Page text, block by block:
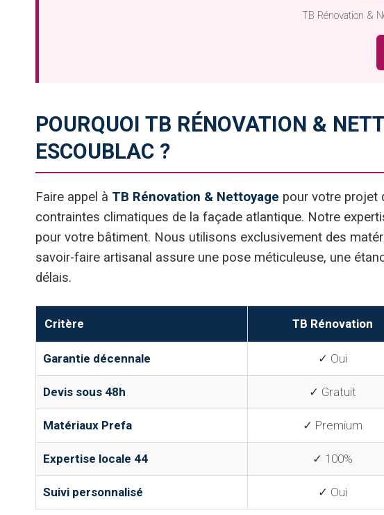
TB Rénovation &
POURQUOI TB RÉNOVATION &
ESCOUBLAC ?
Faire appel à TB Rénovation & Nettoyage pour votre projet
contraintes climatiques de la façade atlantique. Notre
pour votre bâtiment. Nous utilisons exclusivement des
savoir-faire artisanal assure une pose méticuleuse, une
délais.
Critère TB Rénovation
Garantie décennale ✓ Oui
Devis sous 48h ✓ Gratuit
Matériaux Prefa ✓ Premium
Expertise locale 44 ✓ 100%
Suivi personnalisé ✓ Oui